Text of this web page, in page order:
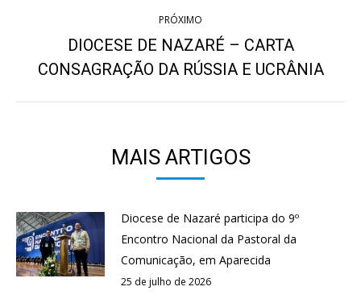
PRÓXIMO
Próximo
post:
DIOCESE DE NAZARÉ – CARTA
CONSAGRAÇÃO DA RÚSSIA E UCRÂNIA
MAIS ARTIGOS
Diocese de Nazaré participa do 9º
Encontro Nacional da Pastoral da
Comunicação, em Aparecida
25 de julho de 2026